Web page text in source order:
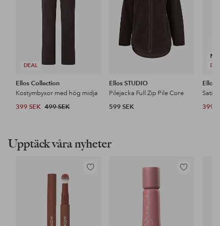
DEAL
Ellos Collection
Kostymbyxor med hög midja
399 SEK 499 SEK
Ellos STUDIO
Pilejacka Full Zip Pile Core
599 SEK
Ellos
399
Upptäck våra nyheter
Lägg
Lägg